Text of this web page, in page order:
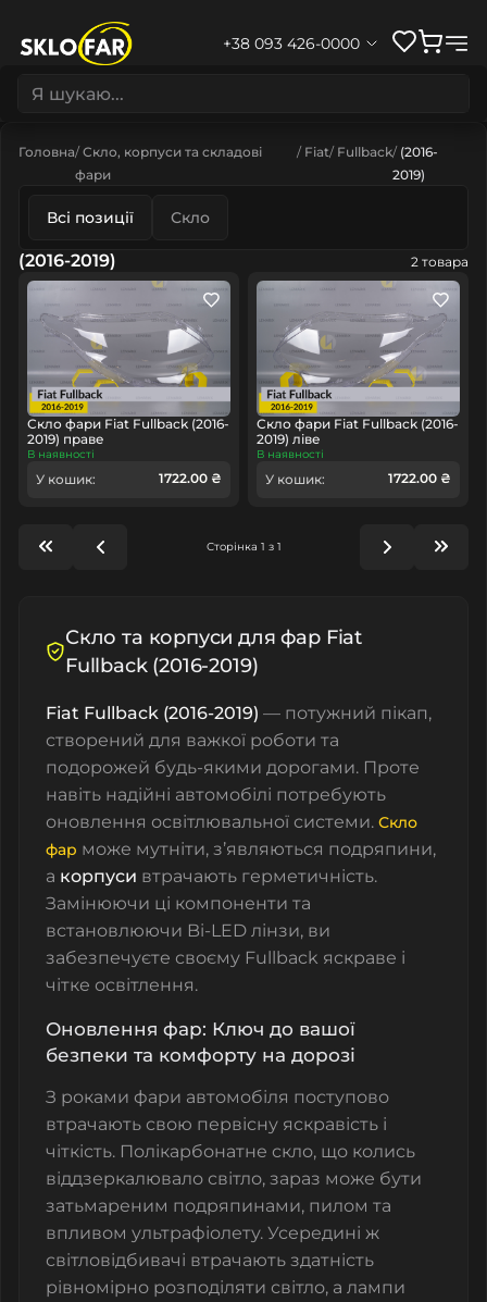
+38 093 426-0000
Головна Скло, корпуси та складові
фари
Fiat Fullback (2016-
2019)
Всі позиції Скло
(2016-2019) 2 товара
Скло фари Fiat Fullback (2016-
2019) праве
В наявності
У кошик: 1722.00 ₴
Скло фари Fiat Fullback (2016-
2019) ліве
В наявності
У кошик: 1722.00 ₴
Сторінка 1 з 1
Скло та корпуси для фар Fiat
Fullback (2016-2019)
Fiat Fullback (2016-2019) — потужний пікап,
створений для важкої роботи та
подорожей будь-якими дорогами. Проте
навіть надійні автомобілі потребують
оновлення освітлювальної системи. Скло
фар може мутніти, з’являються подряпини,
а корпуси втрачають герметичність.
Замінюючи ці компоненти та
встановлюючи Bi-LED лінзи, ви
забезпечуєте своєму Fullback яскраве і
чітке освітлення.
Оновлення фар: Ключ до вашої
безпеки та комфорту на дорозі
З роками фари автомобіля поступово
втрачають свою первісну яскравість і
чіткість. Полікарбонатне скло, що колись
віддзеркалювало світло, зараз може бути
затьмареним подряпинами, пилом та
впливом ультрафіолету. Усередині ж
світловідбивачі втрачають здатність
рівномірно розподіляти світло, а лампи